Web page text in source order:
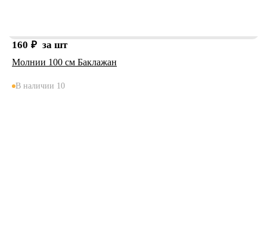
160 ₽ за шт
Молнии 100 см Баклажан
В наличии 10